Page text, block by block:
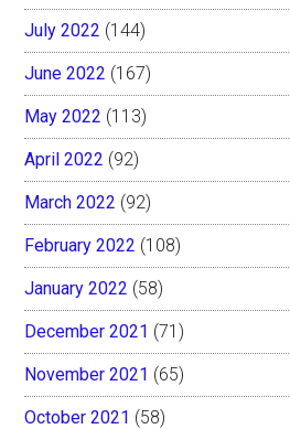
July 2022 (144)
June 2022 (167)
May 2022 (113)
April 2022 (92)
March 2022 (92)
February 2022 (108)
January 2022 (58)
December 2021 (71)
November 2021 (65)
October 2021 (58)